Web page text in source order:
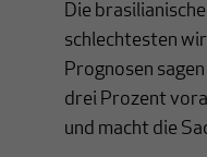
Die
schlechtesten
Prognosen
drei Prozent
und macht die